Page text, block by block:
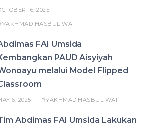
16, 2025
AKHMAD HASBUL WAFI
FAI Umsida
PAUD Aisyiyah
melalui Model Flipped
6, 2025 BYAKHMAD HASBUL WAFI
Abdimas FAI Umsida Lakukan